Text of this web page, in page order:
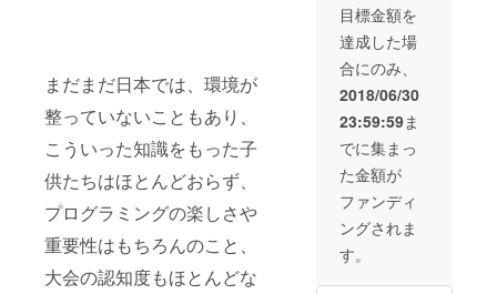
まだまだ日本では、環境が
整っていないこともあり、
こういった知識をもった子
供たちはほとんどおらず、
プログラミングの楽しさや
重要性はもちろんのこと、
大会の認知度もほとんどな
の研修
等にも
お使い
いただ
けま
す。 ※
交通費
別途
（群馬
県内の
み） ※
イベン
ト内
プログ
目標金額を
達成した場
合にのみ、
2018/06/30
23:59:59ま
でに集まっ
た金額が
ファンディ
ングされま
す。